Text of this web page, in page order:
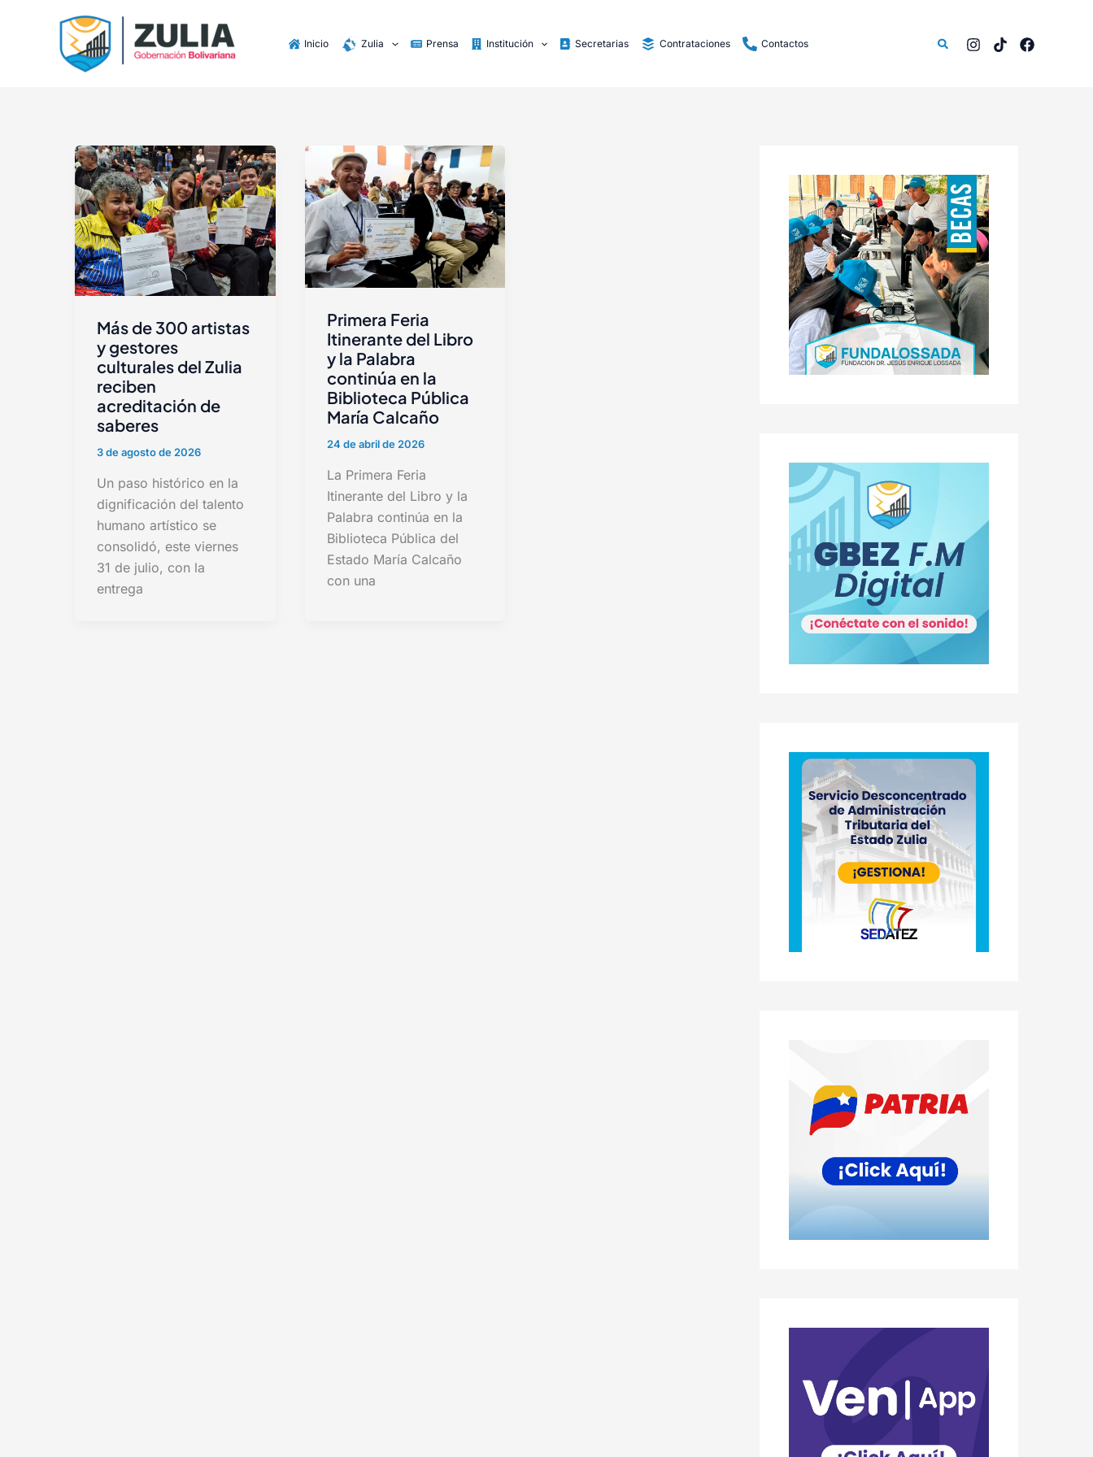
contenido
Inicio Zulia Prensa Institución Secretarias Contrataciones Contactos Buscar
Más de 300 artistas
y gestores
culturales del Zulia
reciben
acreditación de
saberes
3 de agosto de 2026
Un paso histórico en la
dignificación del talento
humano artístico se
consolidó, este viernes
31 de julio, con la
entrega
Primera Feria
Itinerante del Libro
y la Palabra
continúa en la
Biblioteca Pública
María Calcaño
24 de abril de 2026
La Primera Feria
Itinerante del Libro y la
Palabra continúa en la
Biblioteca Pública del
Estado María Calcaño
con una